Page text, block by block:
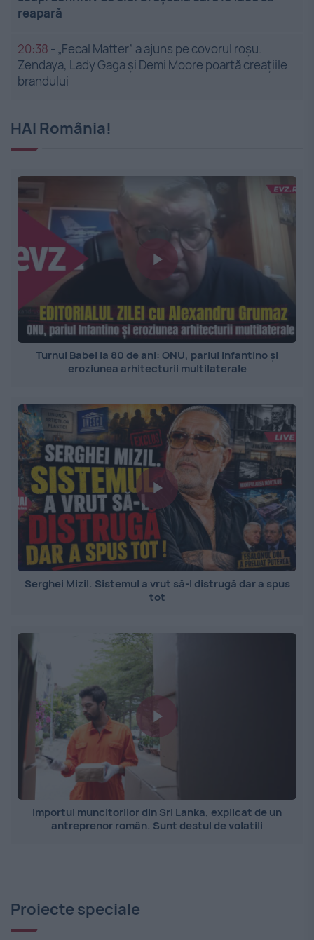
reapară
20:38 - „Fecal Matter” a ajuns pe covorul roșu.
Zendaya, Lady Gaga și Demi Moore poartă creațiile
brandului
HAI România!
Turnul Babel la 80 de ani: ONU, pariul Infantino și
eroziunea arhitecturii multilaterale
Serghei Mizil. Sistemul a vrut să-l distrugă dar a spus
tot
Importul muncitorilor din Sri Lanka, explicat de un
antreprenor român. Sunt destul de volatili
Proiecte speciale